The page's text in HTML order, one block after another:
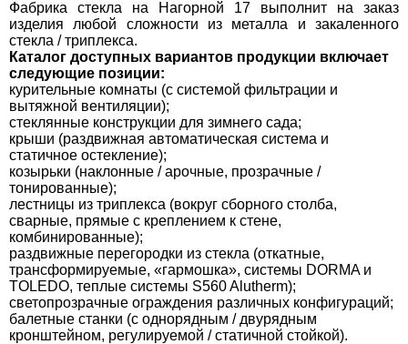
Фабрика стекла на Нагорной 17 выполнит на заказ
изделия любой сложности из металла и закаленного
стекла / триплекса.
Каталог доступных вариантов продукции включает
следующие позиции:
курительные комнаты (с системой фильтрации и
вытяжной вентиляции);
стеклянные конструкции для зимнего сада;
крыши (раздвижная автоматическая система и
статичное остекление);
козырьки (наклонные / арочные, прозрачные /
тонированные);
лестницы из триплекса (вокруг сборного столба,
сварные, прямые с креплением к стене,
комбинированные);
раздвижные перегородки из стекла (откатные,
трансформируемые, «гармошка», системы DORMA и
TOLEDO, теплые системы S560 Alutherm);
светопрозрачные ограждения различных конфигураций;
балетные станки (с однорядным / двурядным
кронштейном, регулируемой / статичной стойкой).